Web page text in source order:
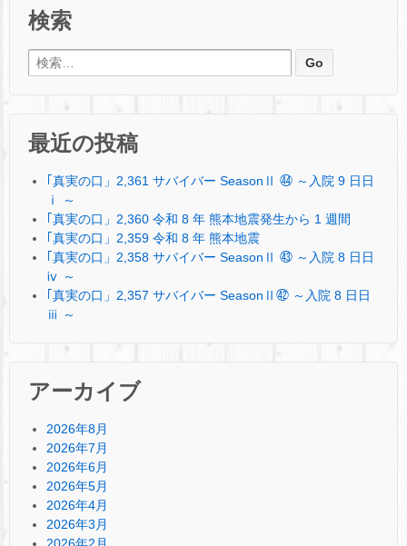
検索
検索:
最近の投稿
｢真実の口」2,361 サバイバー SeasonⅡ ㊹ ～入院 9 日日
ⅰ ～
｢真実の口」2,360 令和 8 年 熊本地震発生から 1 週間
｢真実の口」2,359 令和 8 年 熊本地震
｢真実の口」2,358 サバイバー SeasonⅡ ㊸ ～入院 8 日日
ⅳ ～
｢真実の口」2,357 サバイバー SeasonⅡ㊷ ～入院 8 日日
ⅲ ～
アーカイブ
2026年8月
2026年7月
2026年6月
2026年5月
2026年4月
2026年3月